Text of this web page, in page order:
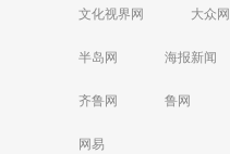
文化视界网 大众网
半岛网 海报新闻
齐鲁网 鲁网
网易